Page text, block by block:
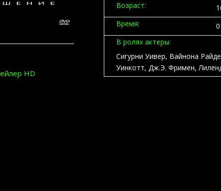
HD
Возраст:
Время:
В ролях актеры:
Сигурни Уивер, Вайнона
Уинкотт, Дж.Э. Фримен,